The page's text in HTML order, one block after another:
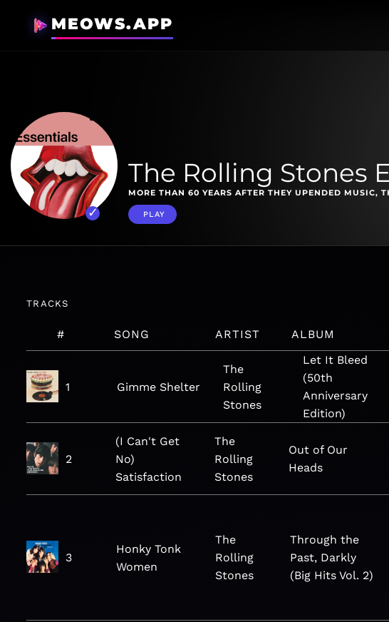
MEOWS.APP
The Rolling Stones
MORE THAN 60 YEARS AFTER THEY UPENDED MUSIC,
PLAY
TRACKS
# SONG ARTIST ALBUM
1 Gimme Shelter
The
Rolling
Stones
Let It Bleed
(50th
Anniversary
Edition)
2
(I Can't Get
No)
Satisfaction
The
Rolling
Stones
Out of Our
Heads
3
Honky Tonk
Women
The
Rolling
Stones
Through the
Past, Darkly
(Big Hits Vol. 2)